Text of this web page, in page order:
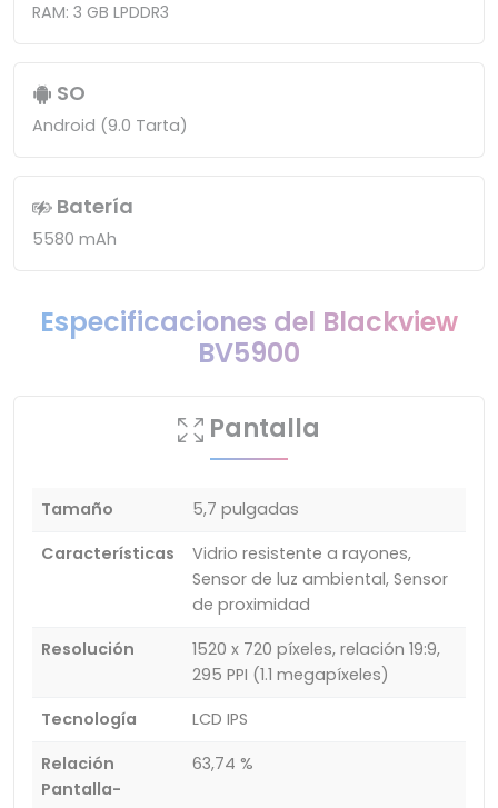
RAM: 3 GB LPDDR3
SO
Android (9.0 Tarta)
Batería
5580 mAh
Especificaciones del Blackview
BV5900
Pantalla
Tamaño
5,7 pulgadas
Características
Vidrio resistente a rayones,
Sensor de luz ambiental, Sensor
de proximidad
Resolución
1520 x 720 píxeles, relación 19:9,
295 PPI (1.1 megapíxeles)
Tecnología
LCD IPS
Relación
Pantalla-
63,74 %